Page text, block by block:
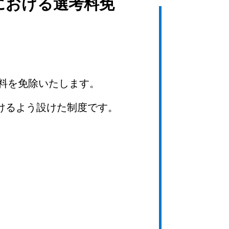
おける選考料免
免除いたします。
よう設けた制度です。